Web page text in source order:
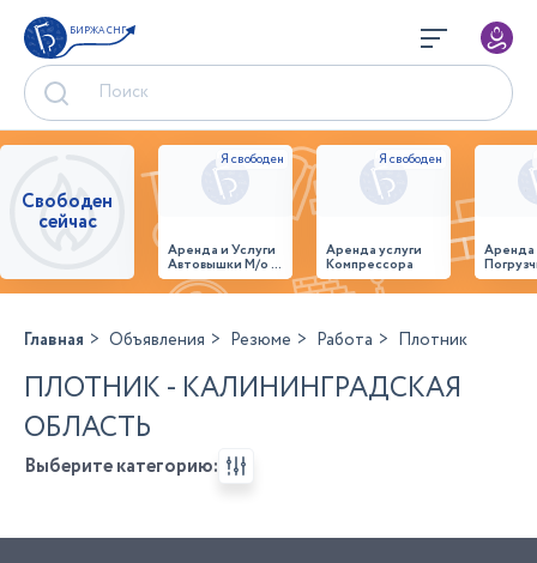
БИРЖА СНГ
Свободен
сейчас
Аренда и Услуги
Автовышки М/о г.
Домодедово
26,28,32 место
Аренда услуги
Компрессора
Главная Объявления Резюме Работа Плотник
ПЛОТНИК - КАЛИНИНГРАДСКАЯ
ОБЛАСТЬ
Выберите категорию: